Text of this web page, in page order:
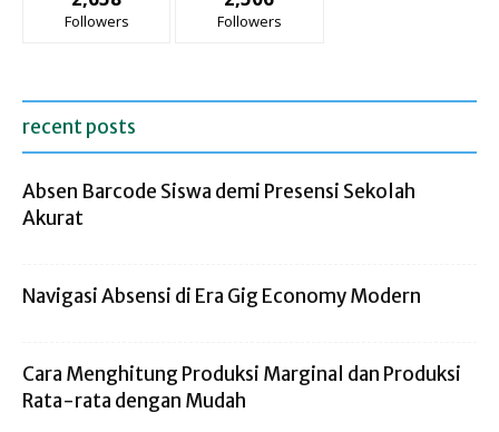
Followers Followers
recent posts
Absen Barcode Siswa demi Presensi Sekolah
Akurat
Navigasi Absensi di Era Gig Economy Modern
Cara Menghitung Produksi Marginal dan Produksi
Rata-rata dengan Mudah